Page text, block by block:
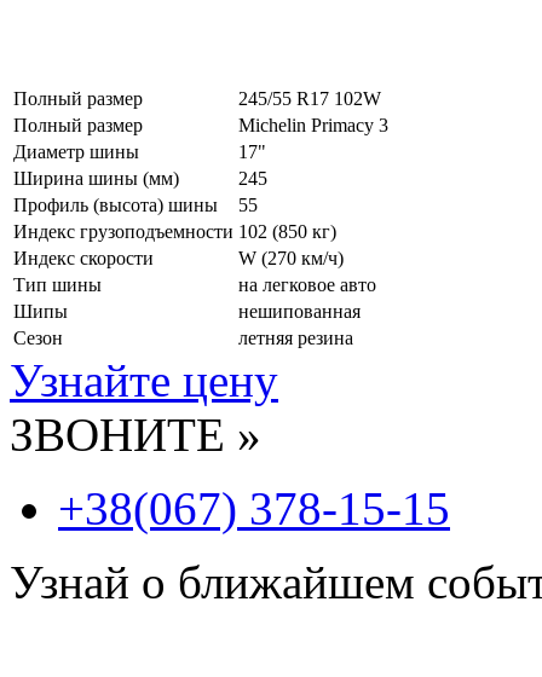
Полный размер
245/55 R17 102W
Полный размер
Michelin Primacy 3
Диаметр шины
17"
Ширина шины (мм)
245
Профиль (высота) шины
55
Индекс грузоподъемности 102 (850 кг)
Индекс скорости
W (270 км/ч)
Тип шины
на легковое авто
Шипы
нешипованная
Сезон
летняя резина
Узнайте цену
ЗВОНИТЕ »
+38(067) 378-15-15
Узнай о ближайшем